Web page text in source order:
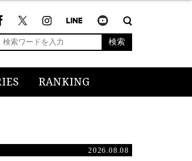
検索
RANKING
2026.08.08